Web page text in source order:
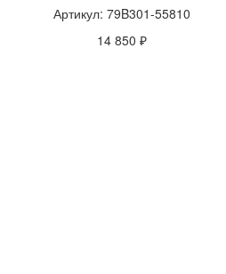
Артикул: 79B301-55810
14 850 ₽